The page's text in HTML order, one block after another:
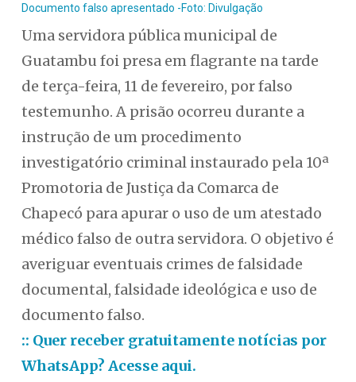
Documento falso apresentado -Foto: Divulgação
Uma servidora pública municipal de
Guatambu foi presa em flagrante na tarde
de terça-feira, 11 de fevereiro, por falso
testemunho. A prisão ocorreu durante a
instrução de um procedimento
investigatório criminal instaurado pela 10ª
Promotoria de Justiça da Comarca de
Chapecó para apurar o uso de um atestado
médico falso de outra servidora. O objetivo é
averiguar eventuais crimes de falsidade
documental, falsidade ideológica e uso de
documento falso.
:: Quer receber gratuitamente notícias por
WhatsApp? Acesse aqui.